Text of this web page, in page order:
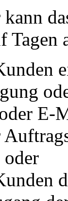
E-